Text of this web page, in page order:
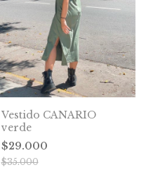
Vestido CANARIO
verde
$29.000
$35.000